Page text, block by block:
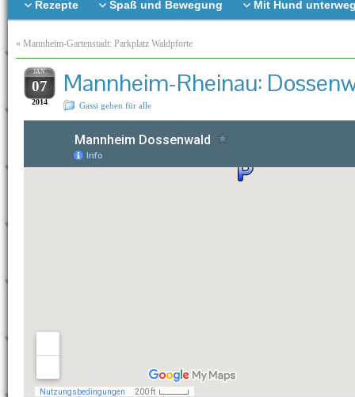
Rezepte Spaß und Bewegung Mit Hund
« Mannheim-Gartenstadt: Parkplatz Waldpforte
JAN.
07
2014
Mannheim-Rheinau:
Gassi gehen für alle